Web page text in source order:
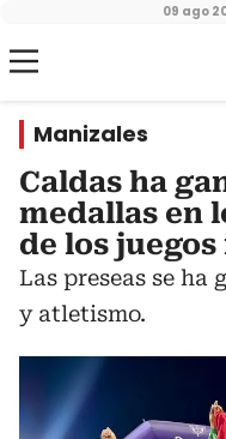
09 ago
Manizales
Caldas ha
medallas en
de los
Las preseas se ha
y atletismo.